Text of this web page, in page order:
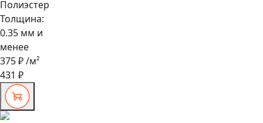
Полиэстер
Толщина:
0.35 мм и
менее
375 ₽/м²
431 ₽